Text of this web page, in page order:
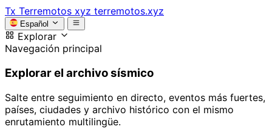
Tx Terremotos xyz terremotos.xyz
Español
Explorar
Navegación principal
Explorar el archivo sísmico
Salte entre seguimiento en directo, eventos más fuertes,
países, ciudades y archivo histórico con el mismo
enrutamiento multilingüe.